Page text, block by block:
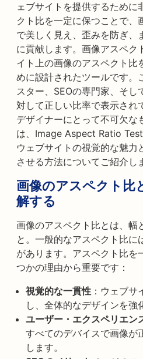
ェブサイトを提供するために
クト比を一定に保つことで、
で美しく見え、歪みを防ぎ、
に貢献します。画像アスペク
イト上の画像のアスペクト比
めに設計されたツールです。
スター、SEOの専門家、そし
対して正しい比率で表示され
デザイナーにとって不可欠な
は、Image Aspect Ratio
ウェブサイトの視覚的な魅力
させる方法についてご紹介し
画像のアスペクト比
解する
画像のアスペクト比とは、幅
と。一般的なアスペクト比に
があります。アスペクト比を
つかの理由から重要です：
視覚的な一貫性 ：ウェブ
し、全体的なデザインを強
ユーザー・エクスペリエン
すべてのデバイスで画像が
します。